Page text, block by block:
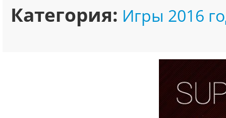
Категория: Игры 2016